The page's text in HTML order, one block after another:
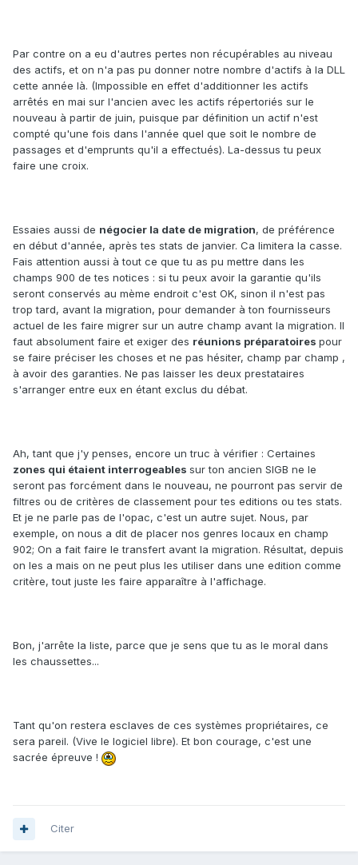
Par contre on a eu d'autres pertes non récupérables au niveau
des actifs, et on n'a pas pu donner notre nombre d'actifs à la DLL
cette année là. (Impossible en effet d'additionner les actifs
arrêtés en mai sur l'ancien avec les actifs répertoriés sur le
nouveau à partir de juin, puisque par définition un actif n'est
compté qu'une fois dans l'année quel que soit le nombre de
passages et d'emprunts qu'il a effectués). La-dessus tu peux
faire une croix.
Essaies aussi de négocier la date de migration, de préférence
en début d'année, après tes stats de janvier. Ca limitera la casse.
Fais attention aussi à tout ce que tu as pu mettre dans les
champs 900 de tes notices : si tu peux avoir la garantie qu'ils
seront conservés au mème endroit c'est OK, sinon il n'est pas
trop tard, avant la migration, pour demander à ton fournisseurs
actuel de les faire migrer sur un autre champ avant la migration. Il
faut absolument faire et exiger des réunions préparatoires pour
se faire préciser les choses et ne pas hésiter, champ par champ ,
à avoir des garanties. Ne pas laisser les deux prestataires
s'arranger entre eux en étant exclus du débat.
Ah, tant que j'y penses, encore un truc à vérifier : Certaines
zones qui étaient interrogeables sur ton ancien SIGB ne le
seront pas forcément dans le nouveau, ne pourront pas servir de
filtres ou de critères de classement pour tes editions ou tes stats.
Et je ne parle pas de l'opac, c'est un autre sujet. Nous, par
exemple, on nous a dit de placer nos genres locaux en champ
902; On a fait faire le transfert avant la migration. Résultat, depuis
on les a mais on ne peut plus les utiliser dans une edition comme
critère, tout juste les faire apparaître à l'affichage.
Bon, j'arrête la liste, parce que je sens que tu as le moral dans
les chaussettes...
Tant qu'on restera esclaves de ces systèmes propriétaires, ce
sera pareil. (Vive le logiciel libre). Et bon courage, c'est une
sacrée épreuve !
Citer